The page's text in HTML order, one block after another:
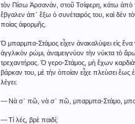
τὸν Πίσω Ἀρσανάν, στοῦ Τσίφερη, κάτω ἀπὸ
ἔβγαλεν ἀπ᾿ ἔξω ὁ συνέταιρός του, καὶ δὲν
ποίας ἀφορμῆς.
Ὁ μπαρμπα-Στάμος εἶχεν ἀνακαλύψει εἰς ἕνα
ἀγγλικὸν ρώμι, ἀναμειγνύον τὴν νύκτα τὸ
τρεχαντήρας. Ὁ γερο-Στάμος, μὴ ἔχων
βάρκαν του, μὲ τὴν ὁποίαν εἶχε πλεύσει
λέγει:
― Νὰ σ᾿ πῶ, νὰ σ᾿ πῶ, μπαρμπα-Στάμο,
― Τί λές, βρὲ παιδί;